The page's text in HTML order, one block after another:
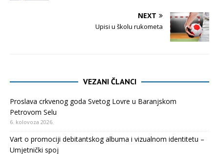
NEXT
Upisi u školu rukometa
VEZANI ČLANCI
Proslava crkvenog goda Svetog Lovre u Baranjskom
Petrovom Selu
6. kolovoza 2026.
Vart o promociji debitantskog albuma i vizualnom identitetu –
Umjetnički spoj